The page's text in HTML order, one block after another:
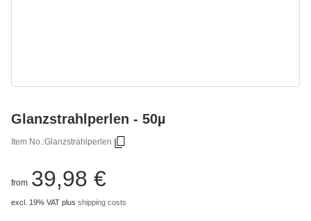
Glanzstrahlperlen - 50µ
Item No.:Glanzstrahlperlen
from 39,98 €
excl. 19% VAT plus shipping costs